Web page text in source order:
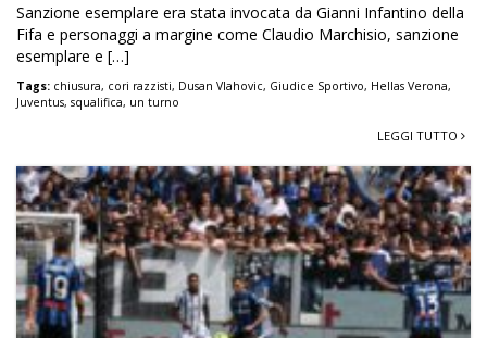
Sanzione esemplare era stata invocata da Gianni Infantino della
Fifa e personaggi a margine come Claudio Marchisio, sanzione
esemplare e […]
Tags: chiusura, cori razzisti, Dusan Vlahovic, Giudice Sportivo, Hellas Verona,
Juventus, squalifica, un turno
LEGGI TUTTO